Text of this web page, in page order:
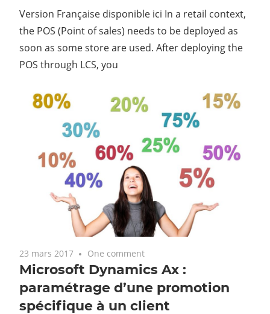
Version Française disponible ici In a retail context,
the POS (Point of sales) needs to be deployed as
soon as some store are used. After deploying the
POS through LCS, you
23 mars 2017 One comment
Microsoft Dynamics Ax :
paramétrage d’une promotion
spécifique à un client